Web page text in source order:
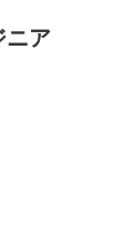
ニア